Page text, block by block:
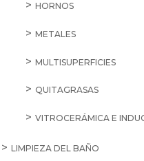
HORNOS
METALES
MULTISUPERFICIES
QUITAGRASAS
VITROCERÁMICA E
LIMPIEZA DEL BAÑO